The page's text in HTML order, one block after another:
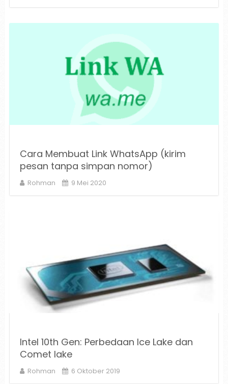
Cara Membuat Link WhatsApp (kirim
pesan tanpa simpan nomor)
Rohman 9 Mei 2020
Intel 10th Gen: Perbedaan Ice Lake dan
Comet lake
Rohman 6 Oktober 2019